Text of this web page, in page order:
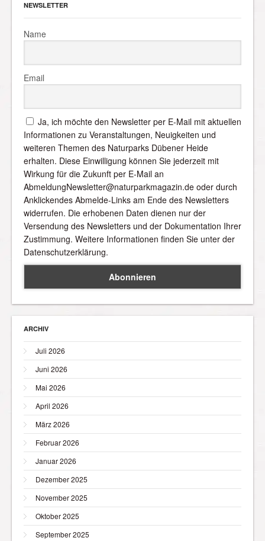
NEWSLETTER
Name
Email
Ja, ich möchte den Newsletter per E-Mail mit aktuellen
Informationen zu Veranstaltungen, Neuigkeiten und
weiteren Themen des Naturparks Dübener Heide
erhalten. Diese Einwilligung können Sie jederzeit mit
Wirkung für die Zukunft per E-Mail an
AbmeldungNewsletter@naturparkmagazin.de oder durch
Anklickendes Abmelde-Links am Ende des Newsletters
widerrufen. Die erhobenen Daten dienen nur der
Versendung des Newsletters und der Dokumentation Ihrer
Zustimmung. Weitere Informationen finden Sie unter der
Datenschutzerklärung.
ARCHIV
Juli 2026
Juni 2026
Mai 2026
April 2026
März 2026
Februar 2026
Januar 2026
Dezember 2025
November 2025
Oktober 2025
September 2025